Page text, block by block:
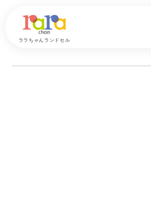
ララちゃんランドセル